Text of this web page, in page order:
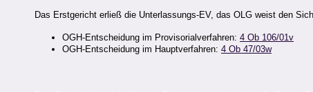
Das Erstgericht erließ die Unterlassungs-EV, das OLG weist den
OGH-Entscheidung im Provisorialverfahren: 4 Ob 106/01v
OGH-Entscheidung im Hauptverfahren: 4 Ob 47/03w